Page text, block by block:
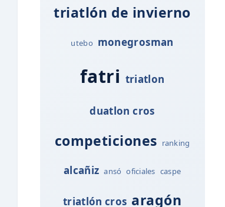
triatlón de invierno
utebo monegrosman
fatri triatlon
duatlon cros
competiciones ranking
alcañiz ansó oficiales caspe
triatlón cros aragón